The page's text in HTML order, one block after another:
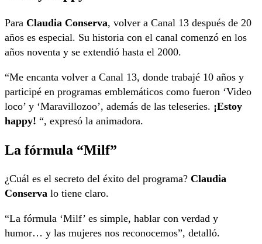
Para Claudia Conserva, volver a Canal 13 después de 20
años es especial. Su historia con el canal comenzó en los
años noventa y se extendió hasta el 2000.
“Me encanta volver a Canal 13, donde trabajé 10 años y
participé en programas emblemáticos como fueron ‘Video
loco’ y ‘Maravillozoo’, además de las teleseries. ¡Estoy
happy! “, expresó la animadora.
La fórmula “Milf”
¿Cuál es el secreto del éxito del programa? Claudia
Conserva lo tiene claro.
“La fórmula ‘Milf’ es simple, hablar con verdad y
humor… y las mujeres nos reconocemos”, detalló.